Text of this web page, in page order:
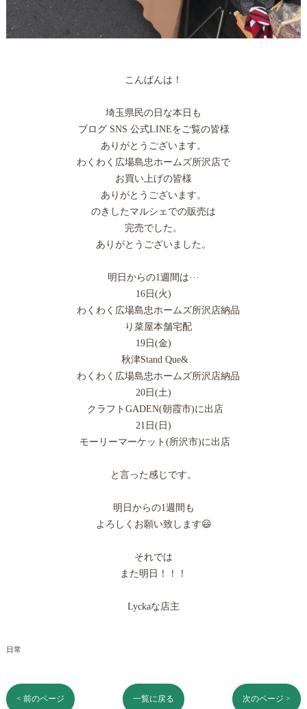
こんばんは！
埼玉県民の日な本日も
ブログ SNS 公式LINEをご覧の皆様
ありがとうございます。
わくわく広場島忠ホームズ所沢店で
お買い上げの皆様
ありがとうございます。
のきしたマルシェでの販売は
完売でした。
ありがとうございました。
明日からの1週間は···
16日(火)
わくわく広場島忠ホームズ所沢店納品
り菜屋本舗宅配
19日(金)
秋津Stand Que&
わくわく広場島忠ホームズ所沢店納品
20日(土)
クラフトGADEN(朝霞市)に出店
21日(日)
モーリーマーケット(所沢市)に出店
と言った感じです。
明日からの1週間も
よろしくお願い致します😃
それでは
また明日！！！
Lyckaな店主
日常
< 前のページ 一覧に戻る 次のページ >